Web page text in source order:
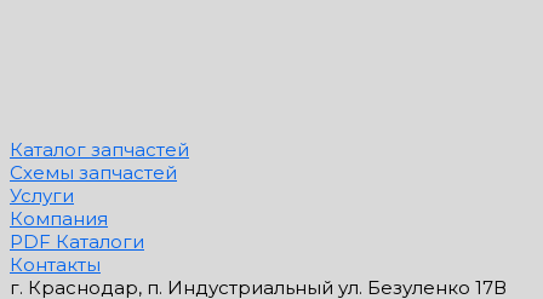
Каталог запчастей
Схемы запчастей
Услуги
Компания
PDF Каталоги
Контакты
г. Краснодар, п. Индустриальный ул. Безуленко 17В